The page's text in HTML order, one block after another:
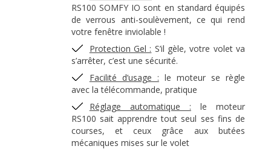
RS100 SOMFY IO sont en standard équipés
de verrous anti-soulèvement, ce qui rend
votre fenêtre inviolable !
Protection Gel : S’il gèle, votre volet va
s’arrêter, c’est une sécurité.
Facilité d’usage : le moteur se règle
avec la télécommande, pratique
Réglage automatique : le moteur
RS100 sait apprendre tout seul ses fins de
courses, et ceux grâce aux butées
mécaniques mises sur le volet